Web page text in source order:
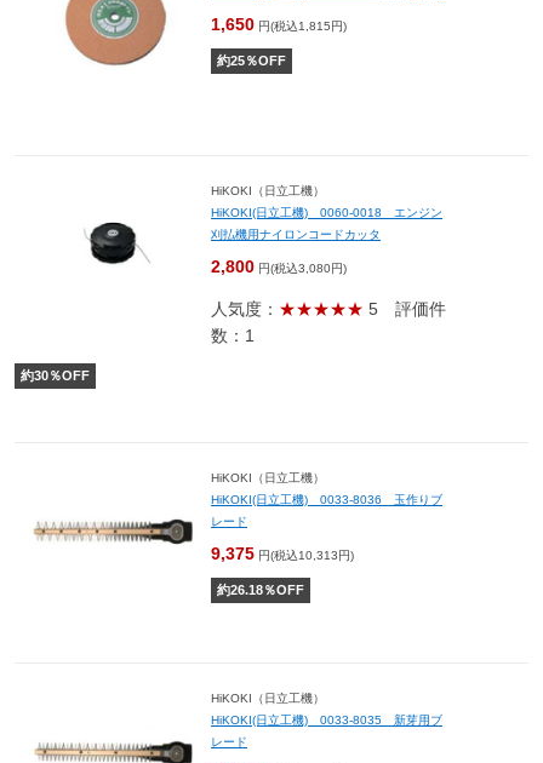
1,650 円(税込1,815円)
約25％OFF
HiKOKI（日立工機）
HiKOKI(日立工機) 0060-0018 エンジン
刈払機用ナイロンコードカッタ
2,800 円(税込3,080円)
人気度： ★★★★★ 5 評価件
数：1
約30％OFF
HiKOKI（日立工機）
HiKOKI(日立工機) 0033-8036 玉作りブ
レード
9,375 円(税込10,313円)
約26.18％OFF
HiKOKI（日立工機）
HiKOKI(日立工機) 0033-8035 新芽用ブ
レード